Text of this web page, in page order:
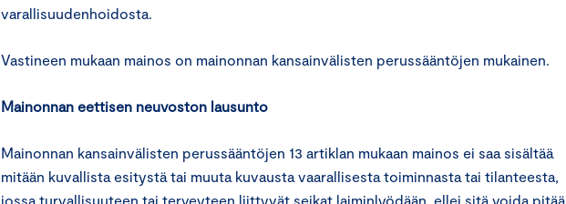
varallisuudenhoidosta.
Vastineen mukaan mainos on mainonnan kansainvälisten perussääntöjen mukainen.
Mainonnan eettisen neuvoston lausunto
Mainonnan kansainvälisten perussääntöjen 13 artiklan mukaan mainos ei saa sisältää
mitään kuvallista esitystä tai muuta kuvausta vaarallisesta toiminnasta tai tilanteesta,
jossa turvallisuuteen tai terveyteen liittyvät seikat laiminlyödään, ellei sitä voida pitää